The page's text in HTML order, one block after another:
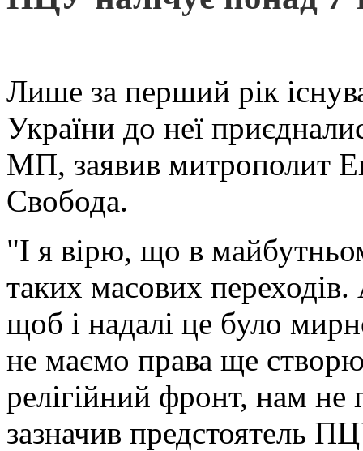
Лише за перший рік
України до неї
МП, заявив митрополит
Свобода.
"І я вірю, що в
таких масових
щоб і надалі це було
не маємо права ще
релігійний фронт, нам
зазначив предстоятель